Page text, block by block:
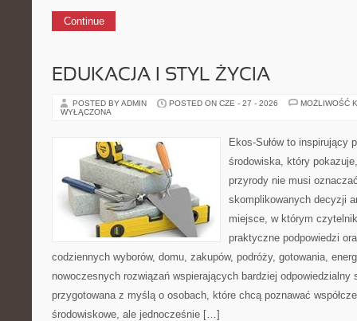
Continue
EDUKACJA I STYL ŻYCIA
POSTED BY ADMIN POSTED ON CZE - 27 - 2026
MOŻLIWOŚĆ
WYŁĄCZONA
Ekos-Sułów to inspirujący
środowiska, który
przyrody nie musi
skomplikowanych decyzji
miejsce, w którym
praktyczne podpowiedzi
codziennych wyborów, domu, zakupów, podróży, gotowania,
nowoczesnych rozwiązań wspierających bardziej odpowiedzialny
przygotowana z myślą o osobach, które chcą poznawać
środowiskowe, ale jednocześnie […]